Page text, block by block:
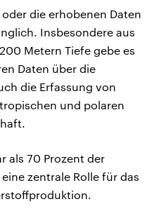
die erhobenen Daten
Insbesondere aus
Metern Tiefe gebe es
Daten über die
die Erfassung von
und polaren
als 70 Prozent der
zentrale Rolle für das